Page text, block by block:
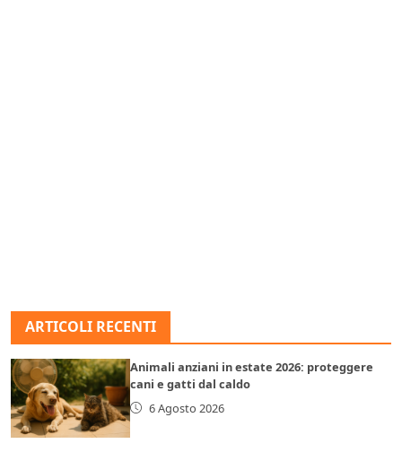
ARTICOLI RECENTI
Animali anziani in estate 2026: proteggere
cani e gatti dal caldo
6 Agosto 2026